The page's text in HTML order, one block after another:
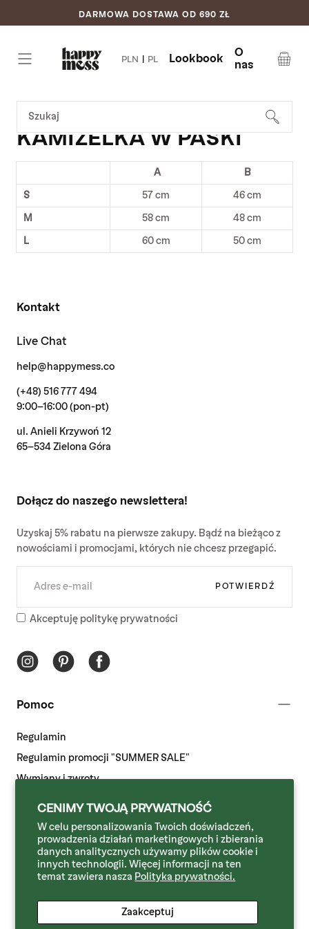
CENIMY TWOJĄ PRYWATNOŚĆ
W celu personalizowania Twoich doświadczeń,
prowadzenia działań marketingowych i zbierania
danych analitycznych używamy plików cookie i
innych technologii. Więcej informacji na ten
temat zawiera nasza Polityka prywatności.
Zaakceptuj
Pomiń do
treści
DARMOWA DOSTAWA OD 690 ZŁ
PLN PL Lookbook
O
nas
KAMIZELKA W PASKI
A
B
S
57 cm
46 cm
M
58 cm
48 cm
L
60 cm 50 cm
Kontakt
Live Chat
help@happymess.co
(+48) 516 777 494
9:00-16:00 (pon-pt)
ul. Anieli Krzywoń 12
65-534 Zielona Góra
Dołącz do naszego newslettera!
Uzyskaj 5% rabatu na pierwsze zakupy. Bądź na bieżąco z
nowościami i promocjami, których nie chcesz przegapić.
MAIL
Akceptuję politykę prywatności
POTWIERDŹ
Pomoc
Regulamin
Regulamin promocji "SUMMER SALE"
Wymiany i zwroty
Dostawa i płatność
Polityka prywatności